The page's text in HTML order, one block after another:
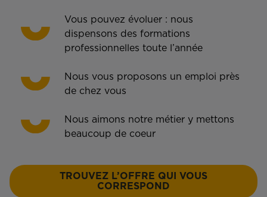
Vous pouvez évoluer : nous
dispensons des formations
professionnelles toute l’année
Nous vous proposons un emploi près
de chez vous
Nous aimons notre métier y mettons
beaucoup de coeur
TROUVEZ L’OFFRE QUI VOUS
CORRESPOND